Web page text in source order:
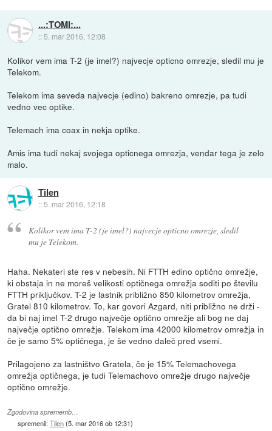
...:TOMI:...
:: 5. mar 2016, 12:08
Kolikor vem ima T-2 (je imel?) najvecje opticno omrezje, sledil mu je
Telekom.
Telekom ima seveda najvecje (edino) bakreno omrezje, pa tudi
vedno vec optike.
Telemach ima coax in nekja optike.
Amis ima tudi nekaj svojega opticnega omrezja, vendar tega je zelo
malo.
Tilen
::5. mar 2016, 12:18
Kolikor vem ima T-2 (je imel?) najvecje opticno omrezje, sledil
mu je Telekom.
Haha. Nekateri ste res v nebesih. Ni FTTH edino optično omrežje,
ki obstaja in ne moreš velikosti optičnega omrežja soditi po številu
FTTH priključkov. T-2 je lastnik približno 850 kilometrov omrežja,
Gratel 810 kilometrov. To, kar govori Azgard, niti približno ne drži -
da bi naj imel T-2 drugo največje optično omrežje ali bog ne daj
največje optično omrežje. Telekom ima 42000 kilometrov omrežja in
če je samo 5% optičnega, je še vedno daleč pred vsemi.
Prilagojeno za lastništvo Gratela, če je 15% Telemachovega
omrežja optičnega, je tudi Telemachovo omrežje drugo največje
optično omrežje.
Zgodovina sprememb…
spremenil:Tilen(5. mar 2016 ob 12:31)